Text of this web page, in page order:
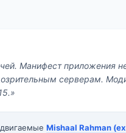
Манифест приложения
серверам.
Mishaal Rahman